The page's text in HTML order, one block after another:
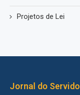
Projetos de Lei
Jornal do